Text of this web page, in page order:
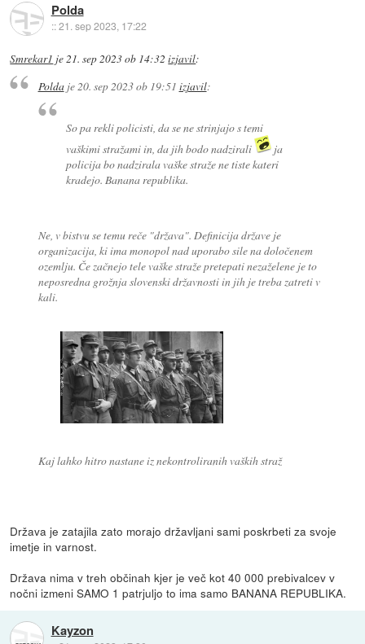
Polda
::21. sep 2023, 17:22
Smrekar1 je21. sep 2023 ob 14:32 izjavil:
Poldaje 20. sep 2023 ob 19:51 izjavil:
So pa rekli policisti, da se ne strinjajo s temi
vaškimi stražami in, da jih bodo nadzirali
ja
policija bo nadzirala vaške straže ne tiste kateri
kradejo. Banana republika.
Ne, v bistvu se temu reče "država". Definicija države je
organizacija, ki ima monopol nad uporabo sile na določenem
ozemlju. Če začnejo tele vaške straže pretepati nezaželene je to
neposredna grožnja slovenski državnosti in jih je treba zatreti v
kali.
Kaj lahko hitro nastane iz nekontroliranih vaških straž
Država je zatajila zato morajo državljani sami poskrbeti za svoje
imetje in varnost.
Država nima v treh občinah kjer je več kot 40 000 prebivalcev v
nočni izmeni SAMO 1 patrjuljo to ima samo BANANA REPUBLIKA.
Kayzon